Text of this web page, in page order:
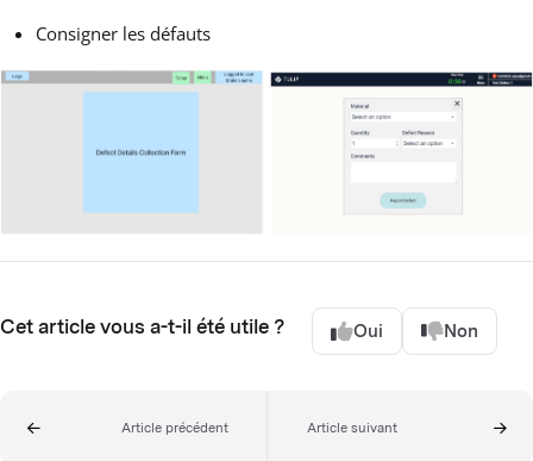
Consigner les défauts
Cet article vous a-t-il été utile ? Oui Non
Article précédent Article suivant